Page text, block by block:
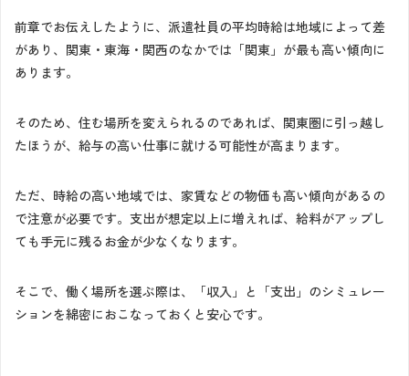
前章でお伝えしたように、派遣社員の平均時給は地域によって差
があり、関東・東海・関西のなかでは「関東」が最も高い傾向に
あります。
そのため、住む場所を変えられるのであれば、関東圏に引っ越し
たほうが、給与の高い仕事に就ける可能性が高まります。
ただ、時給の高い地域では、家賃などの物価も高い傾向があるの
で注意が必要です。支出が想定以上に増えれば、給料がアップし
ても手元に残るお金が少なくなります。
そこで、働く場所を選ぶ際は、「収入」と「支出」のシミュレー
ションを綿密におこなっておくと安心です。